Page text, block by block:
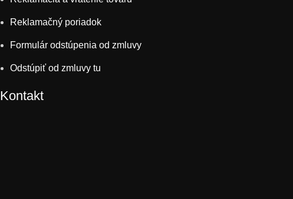
Reklamačný poriadok
Formulár odstúpenia od zmluvy
Odstúpiť od zmluvy tu
Kontakt